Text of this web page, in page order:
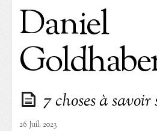
Daniel
7 choses à
26 Juil. 2023